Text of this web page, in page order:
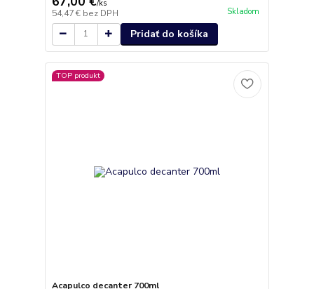
/ks
54,47 € bez DPH Skladom
Pridať do košíka
TOP produkt
Acapulco decanter 700ml